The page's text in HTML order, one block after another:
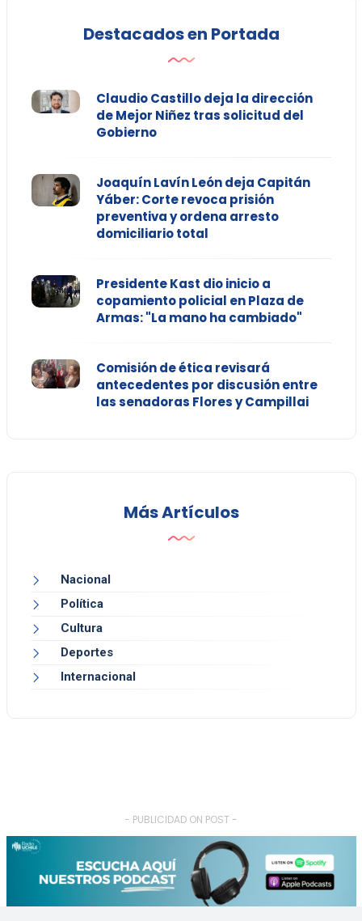
Destacados en Portada
Claudio Castillo deja la dirección
de Mejor Niñez tras solicitud del
Gobierno
Joaquín Lavín León deja Capitán
Yáber: Corte revoca prisión
preventiva y ordena arresto
domiciliario total
Presidente Kast dio inicio a
copamiento policial en Plaza de
Armas: "La mano ha cambiado"
Comisión de ética revisará
antecedentes por discusión entre
las senadoras Flores y Campillai
Más Artículos
Nacional
Política
Cultura
Deportes
Internacional
- PUBLICIDAD ON POST -